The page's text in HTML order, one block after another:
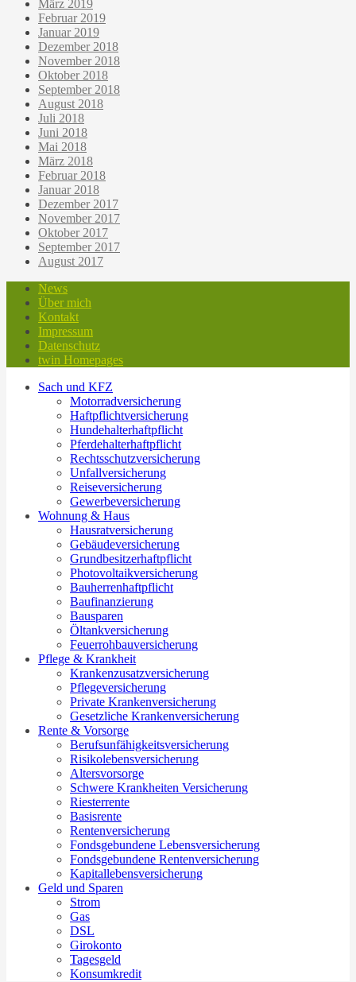
März 2019
Februar 2019
Januar 2019
Dezember 2018
November 2018
Oktober 2018
September 2018
August 2018
Juli 2018
Juni 2018
Mai 2018
März 2018
Februar 2018
Januar 2018
Dezember 2017
November 2017
Oktober 2017
September 2017
August 2017
News
Über mich
Kontakt
Impressum
Datenschutz
twin Homepages
Sach und KFZ
Motorradversicherung
Haftpflichtversicherung
Hundehalterhaftpflicht
Pferdehalterhaftpflicht
Rechtsschutzversicherung
Unfallversicherung
Reiseversicherung
Gewerbeversicherung
Wohnung & Haus
Hausratversicherung
Gebäudeversicherung
Grundbesitzerhaftpflicht
Photovoltaikversicherung
Bauherrenhaftpflicht
Baufinanzierung
Bausparen
Öltankversicherung
Feuerrohbauversicherung
Pflege & Krankheit
Krankenzusatzversicherung
Pflegeversicherung
Private Krankenversicherung
Gesetzliche Krankenversicherung
Rente & Vorsorge
Berufs­unfähigkeitsversicherung
Risikolebensversicherung
Altersvorsorge
Schwere Krankheiten Versicherung
Riesterrente
Basisrente
Rentenversicherung
Fondsgebundene Lebensversicherung
Fondsgebundene Rentenversicherung
Kapitallebensversicherung
Geld und Sparen
Strom
Gas
DSL
Girokonto
Tagesgeld
Konsumkredit